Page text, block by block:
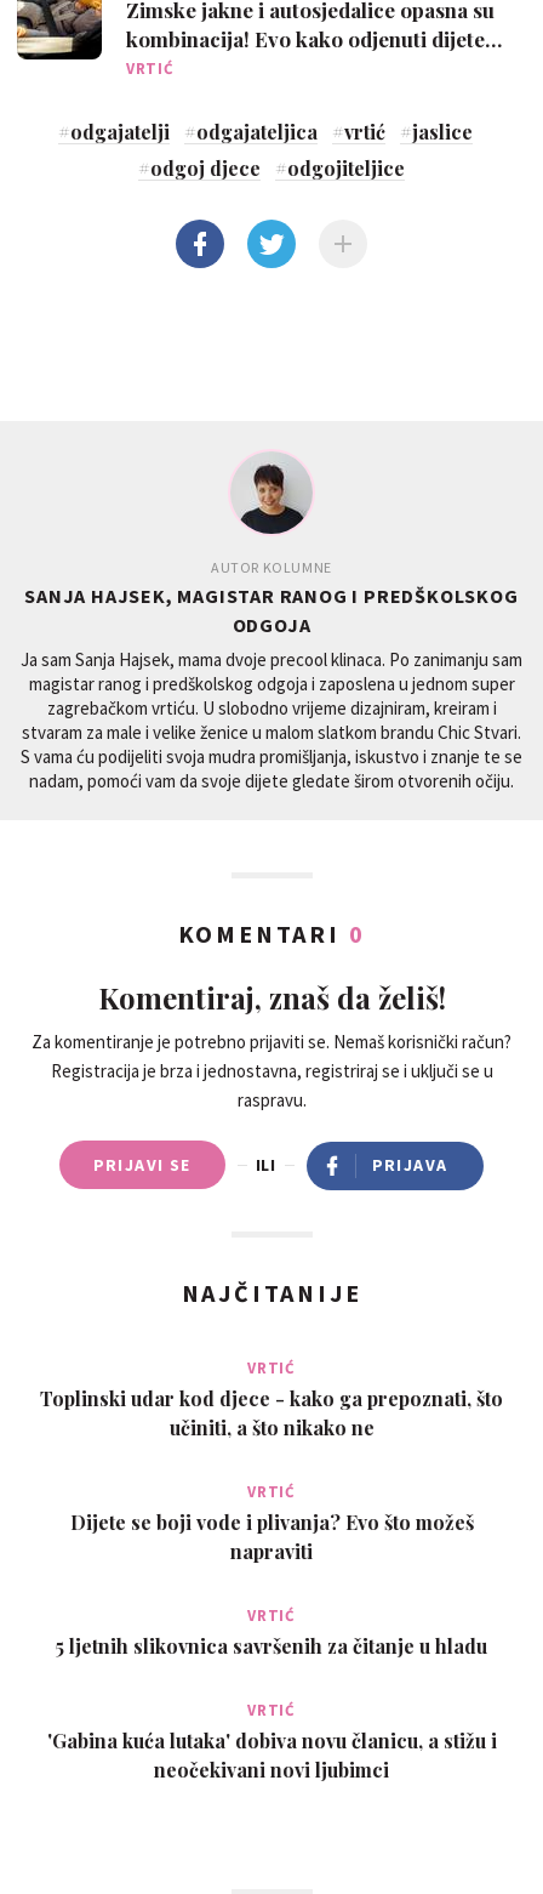
Zimske jakne i autosjedalice opasna su
kombinacija! Evo kako odjenuti dijete
zimi za autosjedalicu?
VRTIĆ
#odgajatelji #odgajateljica #vrtić #jaslice
#odgoj djece #odgojiteljice
AUTOR KOLUMNE
SANJA HAJSEK, MAGISTAR RANOG I PREDŠKOLSKOG
ODGOJA
Ja sam Sanja Hajsek, mama dvoje precool klinaca. Po zanimanju sam
magistar ranog i predškolskog odgoja i zaposlena u jednom super
zagrebačkom vrtiću. U slobodno vrijeme dizajniram, kreiram i
stvaram za male i velike ženice u malom slatkom brandu Chic Stvari.
S vama ću podijeliti svoja mudra promišljanja, iskustvo i znanje te se
nadam, pomoći vam da svoje dijete gledate širom otvorenih očiju.
KOMENTARI 0
Komentiraj, znaš da želiš!
Za komentiranje je potrebno prijaviti se. Nemaš korisnički račun?
Registracija je brza i jednostavna, registriraj se i uključi se u
raspravu.
PRIJAVI SE ILI PRIJAVA
NAJČITANIJE
VRTIĆ
Toplinski udar kod djece - kako ga prepoznati, što
učiniti, a što nikako ne
VRTIĆ
Dijete se boji vode i plivanja? Evo što možeš
napraviti
VRTIĆ
5 ljetnih slikovnica savršenih za čitanje u hladu
VRTIĆ
'Gabina kuća lutaka' dobiva novu članicu, a stižu i
neočekivani novi ljubimci